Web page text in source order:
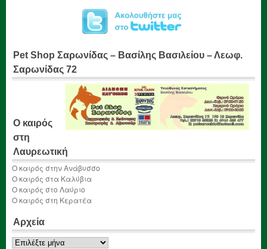
Pet Shop Σαρωνίδας – Βασίλης Βασιλείου – Λεωφ.
Σαρωνίδας 72
Ο καιρός
στη
Λαυρεωτική
Ο καιρός στην Ανάβυσσο
Ο καιρός στα Καλύβια
Ο καιρός στο Λαύριο
Ο καιρός στη Κερατέα
Αρχεία
Αρχεία